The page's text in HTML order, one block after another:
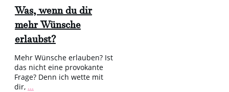
Was, wenn du dir
mehr Wünsche
erlaubst?
Mehr Wünsche erlauben? Ist
das nicht eine provokante
Frage? Denn ich wette mit
dir, ...